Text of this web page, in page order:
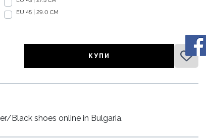
EU 45 | 29.0 CM
КУПИ
Black shoes online in Bulgaria.